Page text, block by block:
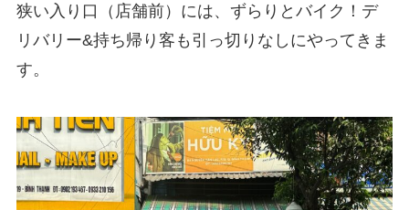
狭い入り口（店舗前）には、ずらりとバイク！デ
リバリー&持ち帰り客も引っ切りなしにやってきま
す。